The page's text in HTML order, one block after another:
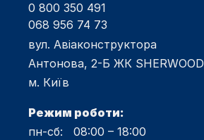
0 800 350 491
068 956 74 73
вул. Авіаконструктора
Антонова, 2-Б ЖК SHERWOOD
м. Київ
Режим роботи:
пн-сб: 08:00 – 18:00